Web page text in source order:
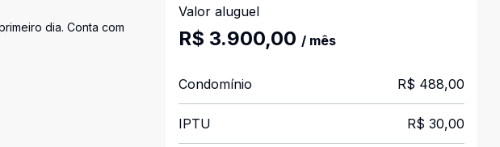
dia. Conta com
Valor aluguel
R$ 3.900,00 / mês
Condomínio R$ 488,00
IPTU R$ 30,00